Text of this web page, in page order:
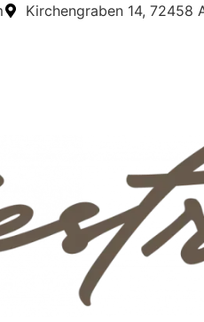
Kirchengraben 14, 72458